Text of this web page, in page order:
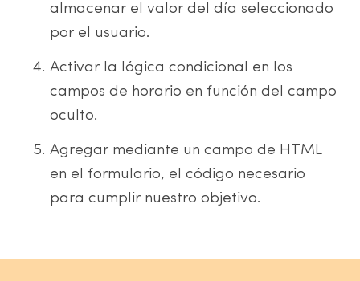
almacenar el valor del día seleccionado
por el usuario.
Activar la lógica condicional en los
campos de horario en función del campo
oculto.
Agregar mediante un campo de HTML
en el formulario, el código necesario
para cumplir nuestro objetivo.